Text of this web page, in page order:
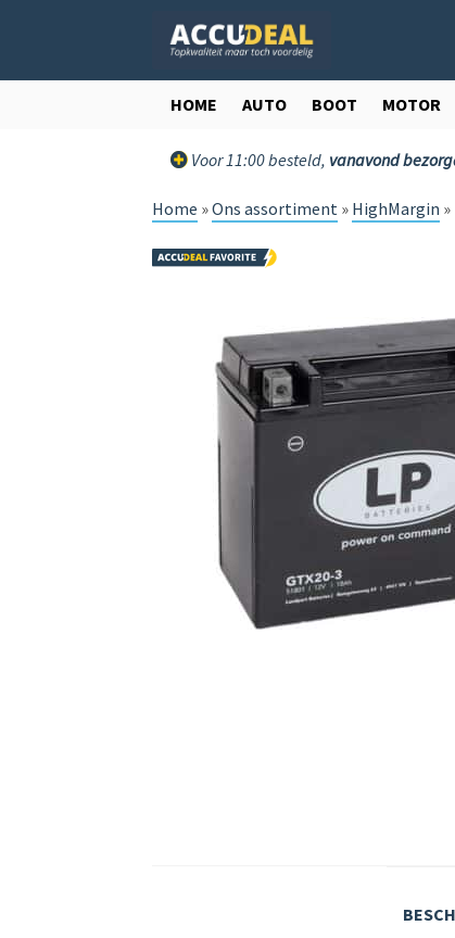
door
direct
HOME AUTO BOOT MOTOR
Voor 11:00 besteld, vanavond
Home »Ons assortiment » HighMargin »